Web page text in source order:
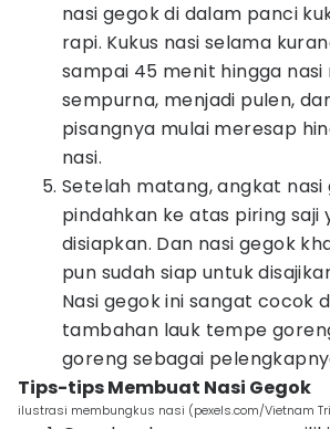
nasi gegok di dalam panci
rapi. Kukus nasi selama
sampai 45 menit hingga
sempurna, menjadi pulen,
pisangnya mulai meresap
nasi.
Setelah matang, angkat nasi
pindahkan ke atas piring saji
disiapkan. Dan nasi gegok
pun sudah siap untuk
Nasi gegok ini sangat cocok
tambahan lauk tempe
goreng sebagai
Tips-tips Membuat Nasi Gegok
ilustrasi membungkus nasi (pexels.com/Vietnam